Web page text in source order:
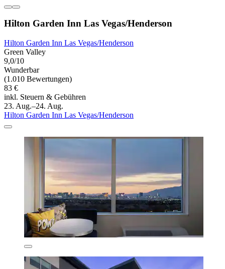
Hilton Garden Inn Las Vegas/Henderson
Hilton Garden Inn Las Vegas/Henderson
Green Valley
9,0/10
Wunderbar
(1.010 Bewertungen)
83 €
inkl. Steuern & Gebühren
23. Aug.–24. Aug.
Hilton Garden Inn Las Vegas/Henderson